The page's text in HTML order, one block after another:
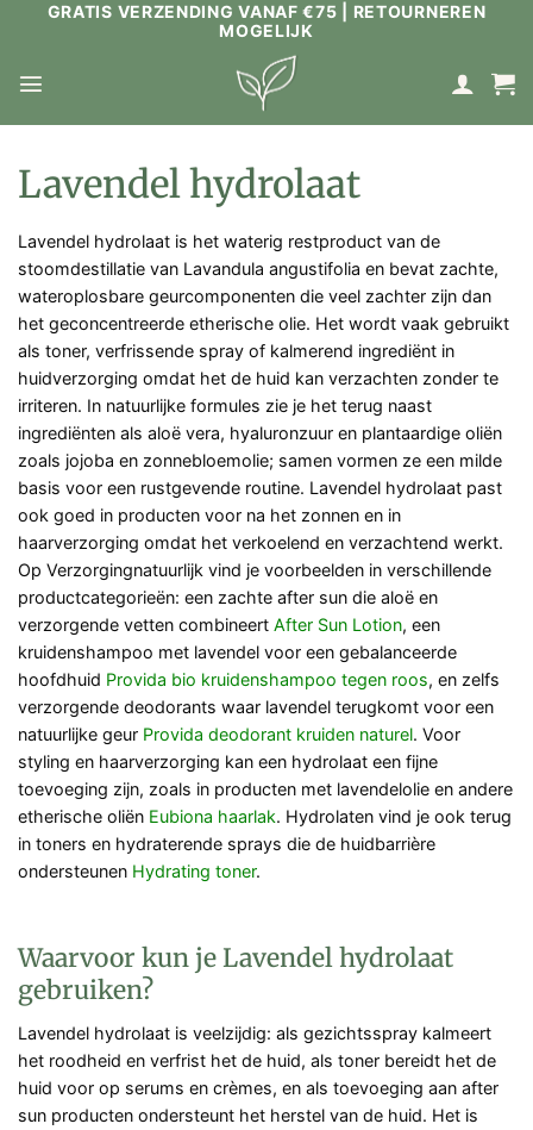
GRATIS VERZENDING VANAF €75 | RETOURNEREN
MOGELIJK
Lavendel hydrolaat
Lavendel hydrolaat is het waterig restproduct van de
stoomdestillatie van Lavandula angustifolia en bevat zachte,
wateroplosbare geurcomponenten die veel zachter zijn dan
het geconcentreerde etherische olie. Het wordt vaak gebruikt
als toner, verfrissende spray of kalmerend ingrediënt in
huidverzorging omdat het de huid kan verzachten zonder te
irriteren. In natuurlijke formules zie je het terug naast
ingrediënten als aloë vera, hyaluronzuur en plantaardige oliën
zoals jojoba en zonnebloemolie; samen vormen ze een milde
basis voor een rustgevende routine. Lavendel hydrolaat past
ook goed in producten voor na het zonnen en in
haarverzorging omdat het verkoelend en verzachtend werkt.
Op Verzorgingnatuurlijk vind je voorbeelden in verschillende
productcategorieën: een zachte after sun die aloë en
verzorgende vetten combineert After Sun Lotion, een
kruidenshampoo met lavendel voor een gebalanceerde
hoofdhuid Provida bio kruidenshampoo tegen roos, en zelfs
verzorgende deodorants waar lavendel terugkomt voor een
natuurlijke geur Provida deodorant kruiden naturel. Voor
styling en haarverzorging kan een hydrolaat een fijne
toevoeging zijn, zoals in producten met lavendelolie en andere
etherische oliën Eubiona haarlak. Hydrolaten vind je ook terug
in toners en hydraterende sprays die de huidbarrière
ondersteunen Hydrating toner.
Waarvoor kun je Lavendel hydrolaat
gebruiken?
Lavendel hydrolaat is veelzijdig: als gezichtsspray kalmeert
het roodheid en verfrist het de huid, als toner bereidt het de
huid voor op serums en crèmes, en als toevoeging aan after
sun producten ondersteunt het herstel van de huid. Het is